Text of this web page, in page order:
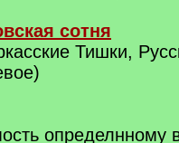
сотня
Тишки,
определнному